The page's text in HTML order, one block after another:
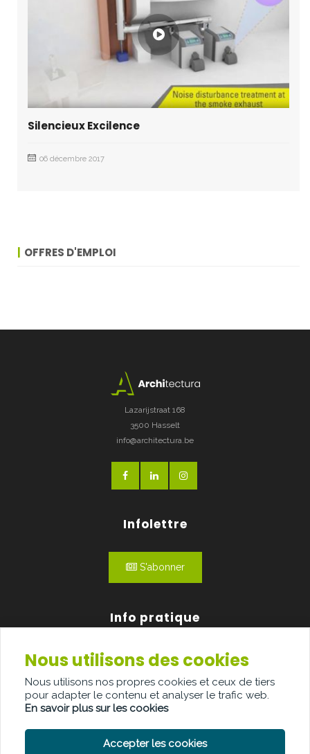
Silencieux Excilence
06 décembre 2017
OFFRES D'EMPLOI
Lazarijstraat 168
3500 Hasselt
info@architectura.be
Infolettre
S'abonner
Info pratique
Qui sommes-nous?
Publicité
Contact
Nous utilisons des cookies
Nous utilisons nos propres cookies et ceux de tiers
pour adapter le contenu et analyser le trafic web.
En savoir plus sur les cookies
Accepter les cookies